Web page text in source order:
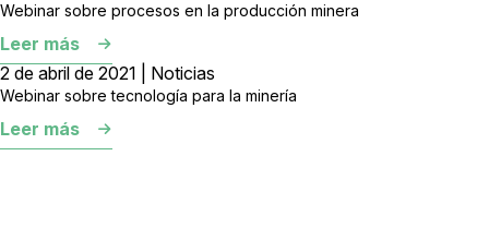
Webinar sobre procesos en la producción minera
Leer más
2 de abril de 2021 | Noticias
Webinar sobre tecnología para la minería
Leer más